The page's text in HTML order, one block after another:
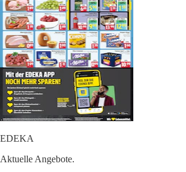
EDEKA
Aktuelle Angebote.